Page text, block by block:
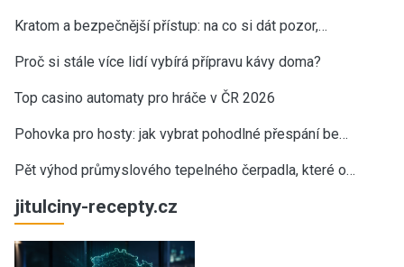
Kratom a bezpečnější přístup: na co si dát pozor,…
Proč si stále více lidí vybírá přípravu kávy doma?
Top casino automaty pro hráče v ČR 2026
Pohovka pro hosty: jak vybrat pohodlné přespání be…
Pět výhod průmyslového tepelného čerpadla, které o…
jitulciny-recepty.cz